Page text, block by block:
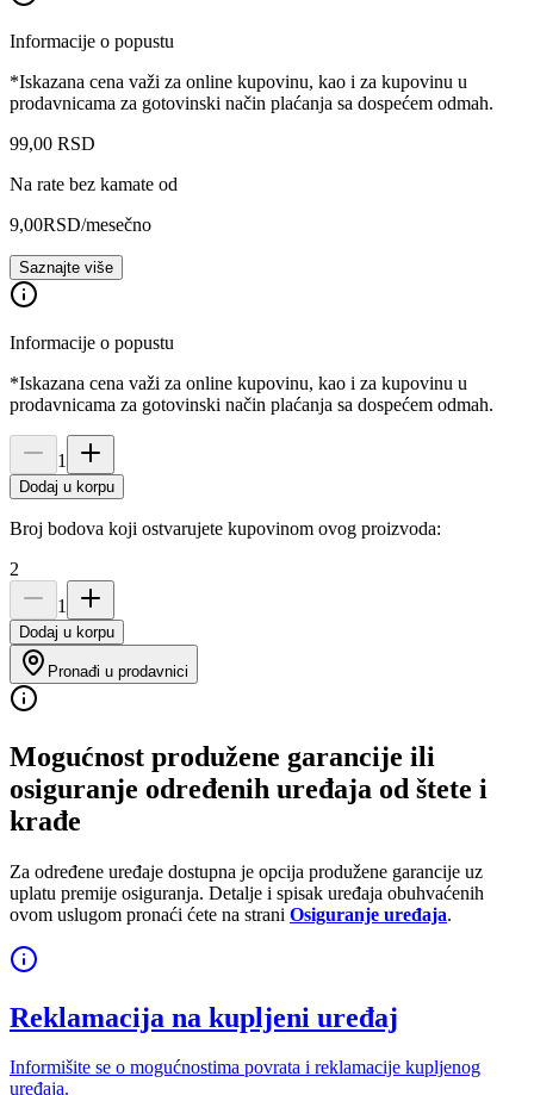
Informacije o popustu
*Iskazana cena važi za online kupovinu, kao i za kupovinu u
prodavnicama za gotovinski način plaćanja sa dospećem odmah.
99,00 RSD
Na rate bez kamate od
9,00RSD/mesečno
Saznajte više
Informacije o popustu
*Iskazana cena važi za online kupovinu, kao i za kupovinu u
prodavnicama za gotovinski način plaćanja sa dospećem odmah.
1
Dodaj u korpu
Broj bodova koji ostvarujete kupovinom ovog proizvoda:
2
1
Dodaj u korpu
Pronađi u prodavnici
Mogućnost produžene garancije ili
osiguranje određenih uređaja od štete i
krađe
Za određene uređaje dostupna je opcija produžene garancije uz
uplatu premije osiguranja. Detalje i spisak uređaja obuhvaćenih
ovom uslugom pronaći ćete na strani Osiguranje uređaja.
Reklamacija na kupljeni uređaj
Informišite se o mogućnostima povrata i reklamacije kupljenog
uređaja.